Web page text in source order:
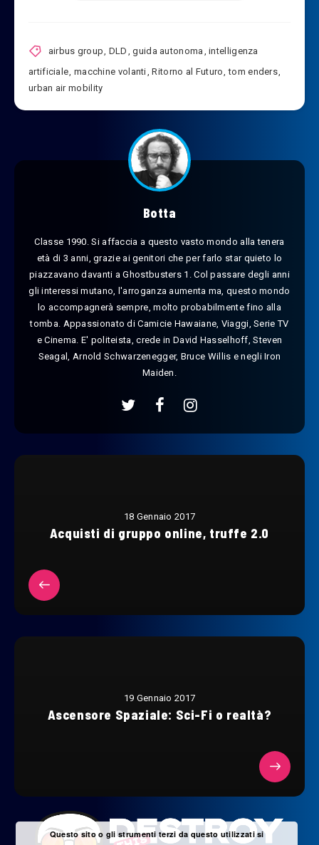
airbus group DLD ,guida autonoma ,intelligenza
artificiale macchine volanti ,Ritorno al Futuro ,tom enders
urban air mobility
Botta
Classe 1990. Si affaccia a questo vasto mondo alla tenera
età di 3 anni, grazie ai genitori che per farlo star quieto lo
piazzavano davanti a Ghostbusters 1. Col passare degli anni
gli interessi mutano, l'arroganza aumenta ma, questo mondo
lo accompagnerà sempre, molto probabilmente fino alla
tomba. Appassionato di Camicie Hawaiane, Viaggi, Serie TV
e Cinema. E' politeista, crede in David Hasselhoff, Steven
Seagal, Arnold Schwarzenegger, Bruce Willis e negli Iron
Maiden.
18 Gennaio 2017
Acquisti di gruppo online, truffe 2.0
19 Gennaio 2017
Ascensore Spaziale: Sci-Fi o realtà?
Questo sito o gli strumenti terzi da questo utilizzati si